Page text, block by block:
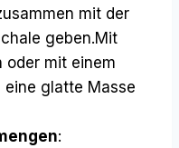
mit der
geben.Mit
oder mit einem
eine glatte Masse
: